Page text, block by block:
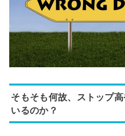
そもそも何故、ストップ
いるのか？